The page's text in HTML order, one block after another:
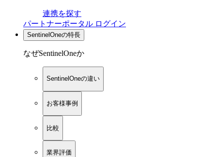
連携を探す
パートナーポータル ログイン
SentinelOneの特長
なぜSentinelOneか
SentinelOneの違い
お客様事例
比較
業界評価